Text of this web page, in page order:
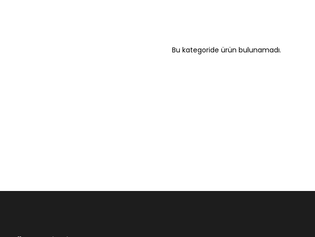
Bu kategoride ürün bulunamadı.